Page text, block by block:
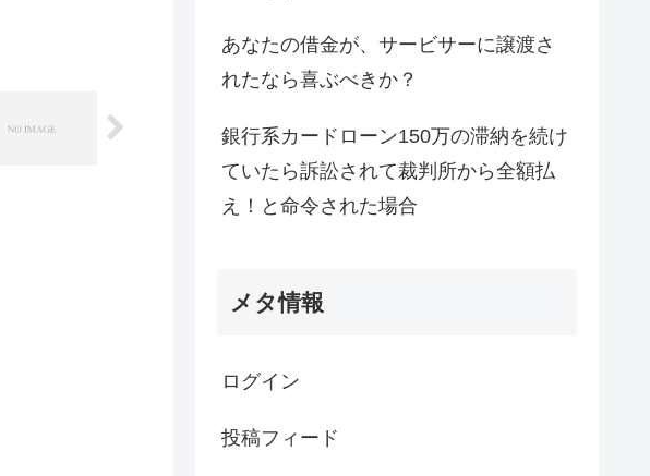
あなたの借金が、サービサーに譲渡さ
れたなら喜ぶべきか？
銀行系カードローン150万の滞納を続け
ていたら訴訟されて裁判所から全額払
え！と命令された場合
メタ情報
ログイン
投稿フィード